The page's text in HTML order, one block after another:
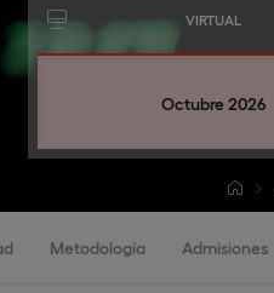
VIRTUAL
Octubre 2026
Metodología Admisiones